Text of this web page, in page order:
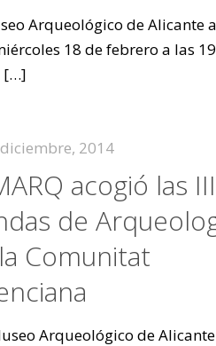
Arqueológico de Alicante
18 de febrero a las
[…]
2014
acogió las III
de
Comunitat
Arqueológico de Alicante